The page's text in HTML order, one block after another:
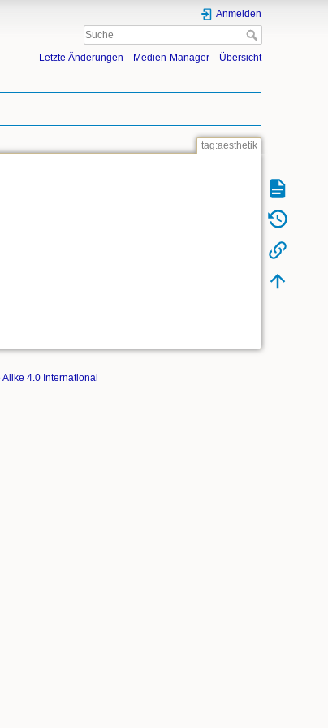
Anmelden
Letzte Änderungen Medien-Manager Übersicht
tag:aesthetik
4.0 International